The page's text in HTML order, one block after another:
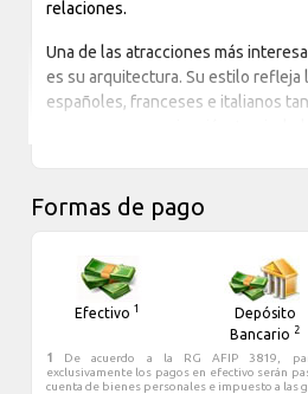
relaciones.
Una de las atracciones más
es su arquitectura. Su estilo refleja
españoles, franceses e italianos
como en su parquización. La
integrado entre casas, edificios de
y de departamentos y rascacielos
Buenos Aires no deja de
ella conviven la mezcla de estilos
grandes capitales del mundo:
la cultura, del tango, de
salidas nocturnas y por supuesto:
Formas de pago
Efectivo 1
Depósito
Bancario 2
1
De acuerdo a la RG AFIP 3819,
exclusivamente los pagos en efectivo serán
cuenta de bienes personales e impuesto a las